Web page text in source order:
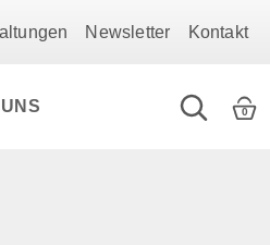
Newsletter Kontakt
0